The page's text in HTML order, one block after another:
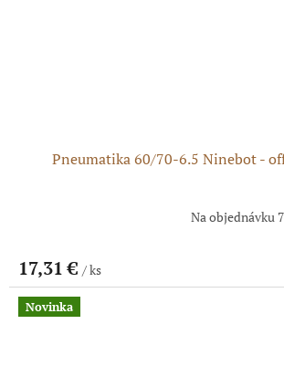
Pneumatika 60/70-6.5 Ninebot -
Na objednávku
17,31 € / ks
Novinka